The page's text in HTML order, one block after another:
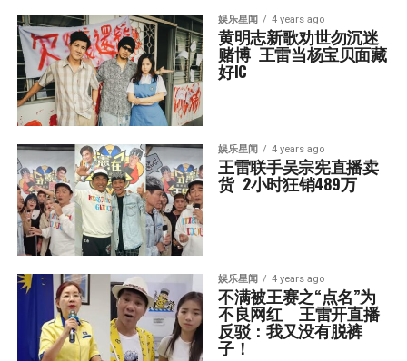
娱乐星闻 4 years ago
黄明志新歌劝世勿沉迷
赌博  王雷当杨宝贝面藏
好IC
娱乐星闻 4 years ago
王雷联手吴宗宪直播卖
货  2小时狂销489万
娱乐星闻 4 years ago
不满被王赛之“点名”为
不良网红    王雷开直播
反驳：我又没有脱裤
子！